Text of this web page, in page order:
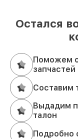
Остался
Поможем
запчастей
Составим
Выдадим
талон
Подробно